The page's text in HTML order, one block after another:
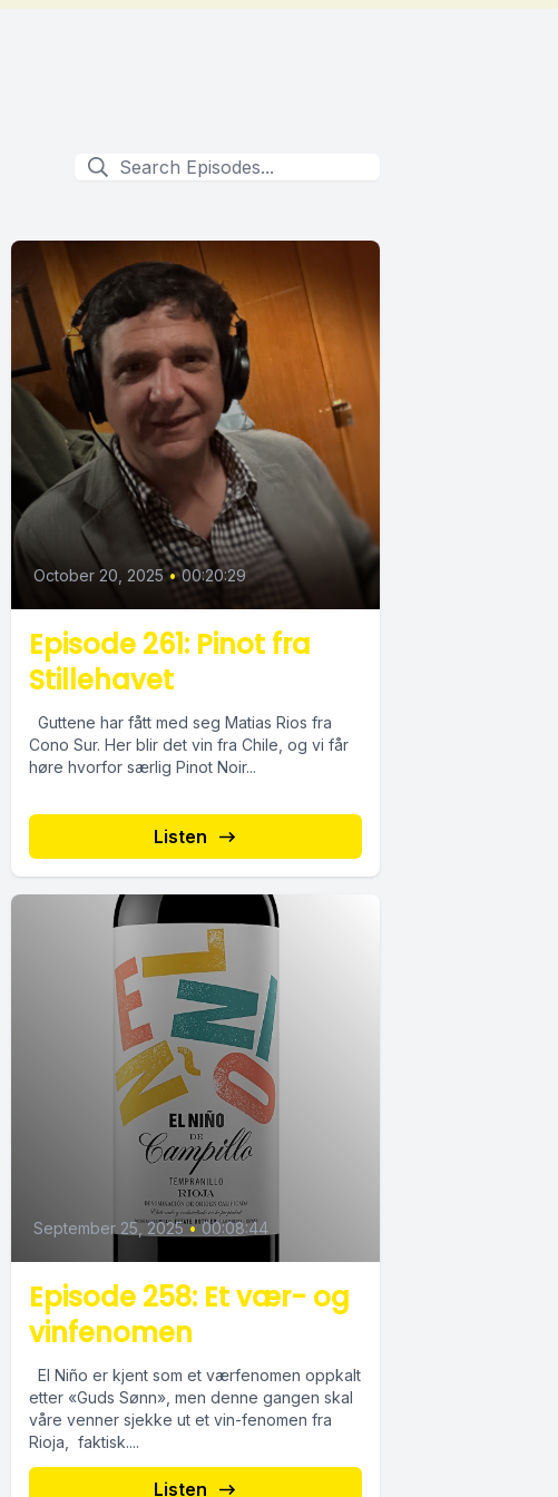
October 20, 2025 • 00:20:29
Episode 261: Pinot fra
Stillehavet
Guttene har fått med seg Matias Rios fra
Cono Sur. Her blir det vin fra Chile, og vi får
høre hvorfor særlig Pinot Noir...
Listen
September 25, 2025 • 00:08:44
Episode 258: Et vær- og
vinfenomen
El Niño er kjent som et værfenomen oppkalt
etter «Guds Sønn», men denne gangen skal
våre venner sjekke ut et vin-fenomen fra
Rioja, faktisk....
Listen